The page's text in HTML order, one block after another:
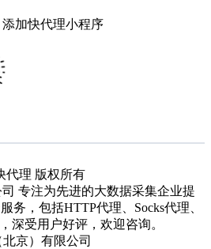
加快代理小程序
代理 版权所有
专注为先进的大数据采集企业提
务，包括HTTP代理、Socks代理、
深受用户好评，欢迎咨询。
京）有限公司